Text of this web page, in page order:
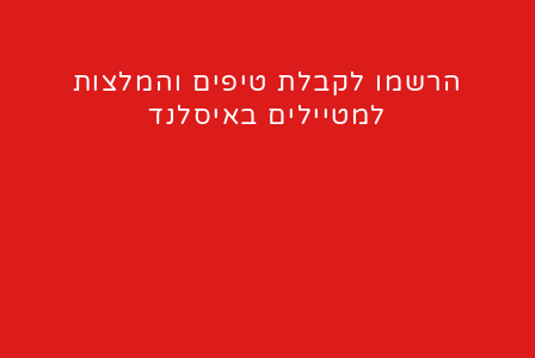
הרשמו לקבלת טיפים והמלצות
למטיילים באיסלנד